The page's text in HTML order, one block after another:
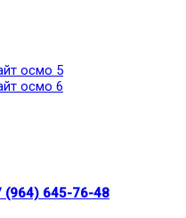
осмо 5
осмо 6
(964) 645-76-48